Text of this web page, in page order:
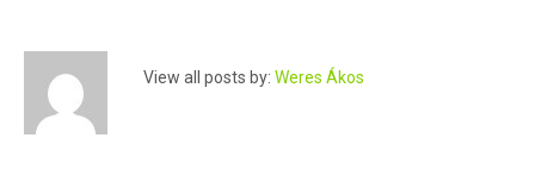
View all posts by: Weres Ákos